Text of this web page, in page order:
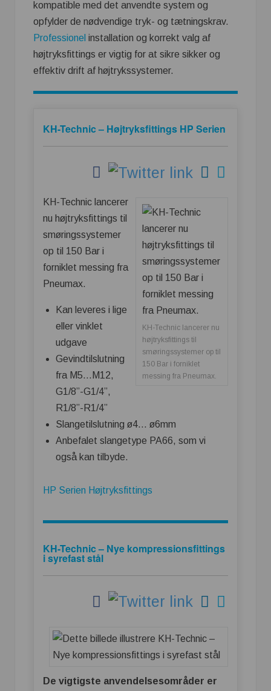
kompatible med det anvendte system og
opfylder de nødvendige tryk- og tætningskrav.
Professionel installation og korrekt valg af
højtryksfittings er vigtig for at sikre sikker og
effektiv drift af højtrykssystemer.
KH-Technic – Højtryksfittings HP Serien
KH-Technic lancerer nu
højtryksfittings til
smøringssystemer op til
150 Bar i forniklet
messing fra Pneumax.
KH-Technic lancerer
nu højtryksfittings til
smøringssystemer
op til 150 Bar i
forniklet messing fra
Pneumax.
Kan leveres i lige
eller vinklet
udgave
Gevindtilslutning
fra M5…M12,
G1/8”-G1/4”,
R1/8”-R1/4”
Slangetilslutning ø4… ø6mm
Anbefalet slangetype PA66, som vi
også kan tilbyde.
HP Serien Højtryksfittings
KH-Technic – Nye kompressionsfittings
i syrefast stål
De vigtigste anvendelsesområder er